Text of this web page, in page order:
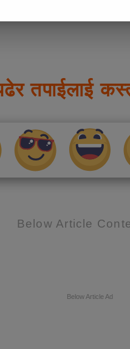
तपाईलाई
Below Article
Below Article Ad